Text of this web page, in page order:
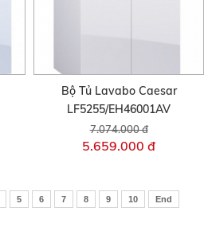
Bộ Tủ Lavabo Caesar
LF5255/EH46001AV
7.074.000 đ
5.659.000 đ
5 6 7 8 9 10 End